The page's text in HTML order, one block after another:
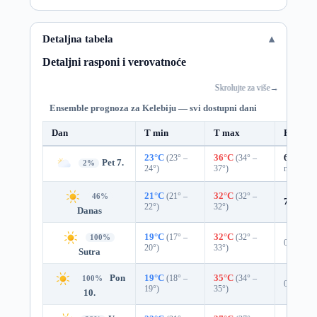
Detaljna tabela
Detaljni rasponi i verovatnoće
Skrolujte za više→
Ensemble prognoza za Kelebiju — svi dostupni dani
Dan T min T max
2% Pet 7. 23°C (23° –
24°)
36°C (34° –
37°)
63%
mm)
46%
Danas
21°C (21° –
22°)
32°C (32° –
32°)
7%
100%
Sutra
19°C (17° –
20°)
32°C (32° –
33°)
0%
100%
Pon
10.
19°C (18° –
19°)
35°C (34° –
35°)
0%